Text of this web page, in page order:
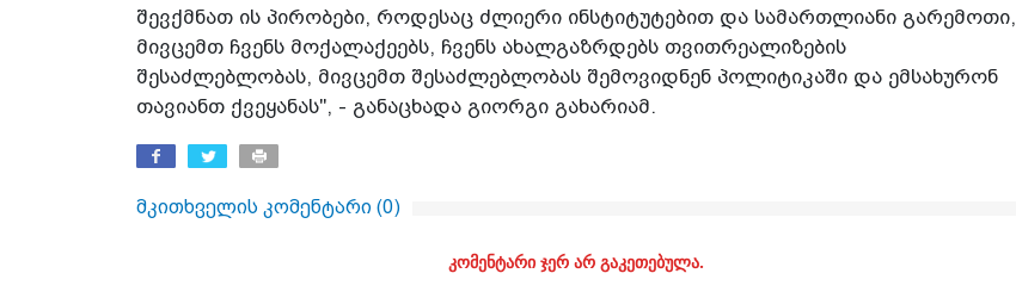
შევქმნათ ის პირობები, როდესაც ძლიერი ინსტიტუტებით და სამართლიანი გარემოთი,
მივცემთ ჩვენს მოქალაქეებს, ჩვენს ახალგაზრდებს თვითრეალიზების
შესაძლებლობას, მივცემთ შესაძლებლობას შემოვიდნენ პოლიტიკაში და ემსახურონ
თავიანთ ქვეყანას", - განაცხადა გიორგი გახარიამ.
მკითხველის კომენტარი (0)
კომენტარი ჯერ არ გაკეთებულა.